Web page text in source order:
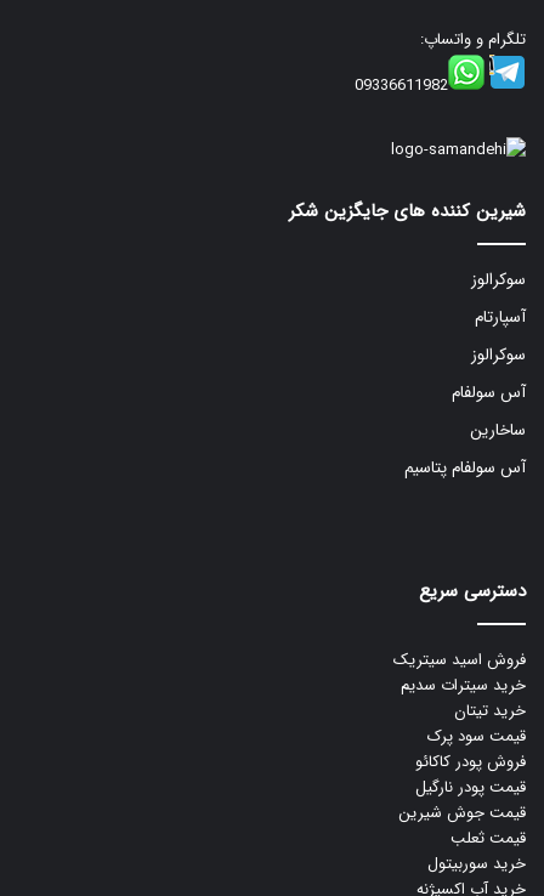
تلگرام و واتساپ:
09336611982
شیرین کننده های جایگزین شکر
سوکرالوز
آسپارتام
سوکرالوز
آس سولفام
ساخارین
آس سولفام پتاسیم
دسترسی سریع
فروش اسید سیتریک
خرید سیترات سدیم
خرید تیتان
قیمت سود پرک
فروش پودر کاکائو
قیمت پودر نارگیل
قیمت جوش شیرین
قیمت ثعلب
خرید سوربیتول
خرید آب اکسیژنه